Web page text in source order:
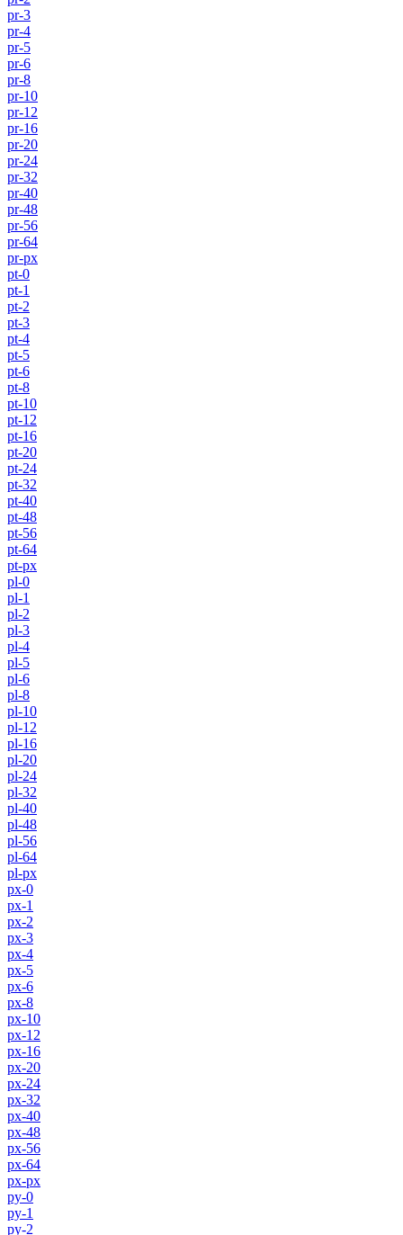
pr-3
pr-4
pr-5
pr-6
pr-8
pr-10
pr-12
pr-16
pr-20
pr-24
pr-32
pr-40
pr-48
pr-56
pr-64
pr-px
pt-0
pt-1
pt-2
pt-3
pt-4
pt-5
pt-6
pt-8
pt-10
pt-12
pt-16
pt-20
pt-24
pt-32
pt-40
pt-48
pt-56
pt-64
pt-px
pl-0
pl-1
pl-2
pl-3
pl-4
pl-5
pl-6
pl-8
pl-10
pl-12
pl-16
pl-20
pl-24
pl-32
pl-40
pl-48
pl-56
pl-64
pl-px
px-0
px-1
px-2
px-3
px-4
px-5
px-6
px-8
px-10
px-12
px-16
px-20
px-24
px-32
px-40
px-48
px-56
px-64
px-px
py-0
py-1
py-2